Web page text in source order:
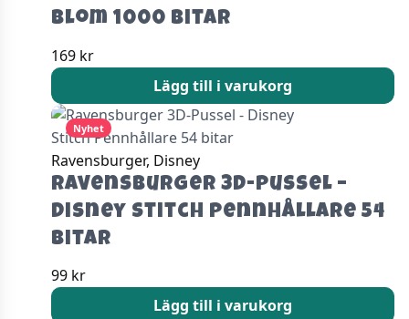
Blom 1000 bitar
169 kr
Lägg till i varukorg
Nyhet
Ravensburger, Disney
Ravensburger 3D-Pussel –
Disney Stitch Pennhållare 54
bitar
99 kr
Lägg till i varukorg